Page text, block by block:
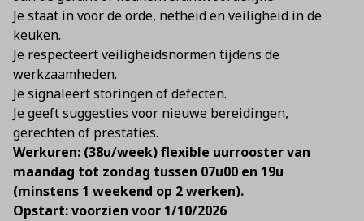
Je staat in voor de orde, netheid en veiligheid in de
keuken.
Je respecteert veiligheidsnormen tijdens de
werkzaamheden.
Je signaleert storingen of defecten.
Je geeft suggesties voor nieuwe bereidingen,
gerechten of prestaties.
Werkuren: (38u/week) flexible uurrooster van
maandag tot zondag tussen 07u00 en 19u
(minstens 1 weekend op 2 werken).
Opstart: voorzien voor 1/10/2026